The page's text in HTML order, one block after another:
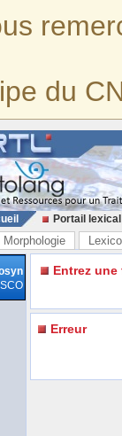
du
Portail lexical
Morphologie
Entrez une
Erreur